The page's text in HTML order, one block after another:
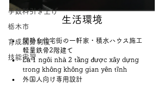
手数料引き上げ
栃木市
育成就労制度
技能実習
生活環境
閑静な住宅街の一軒家・積水ハウス施工
軽量鉄骨2階建て
Là 1 ngôi nhà 2 tầng được xây dựng
trong không không gian yên tĩnh
外国人向け専用設計